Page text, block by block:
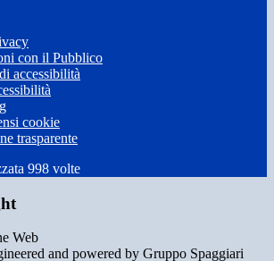
con il Pubblico
accessibilità
cookie
trasparente
998 volte
and powered by Gruppo Spaggiari